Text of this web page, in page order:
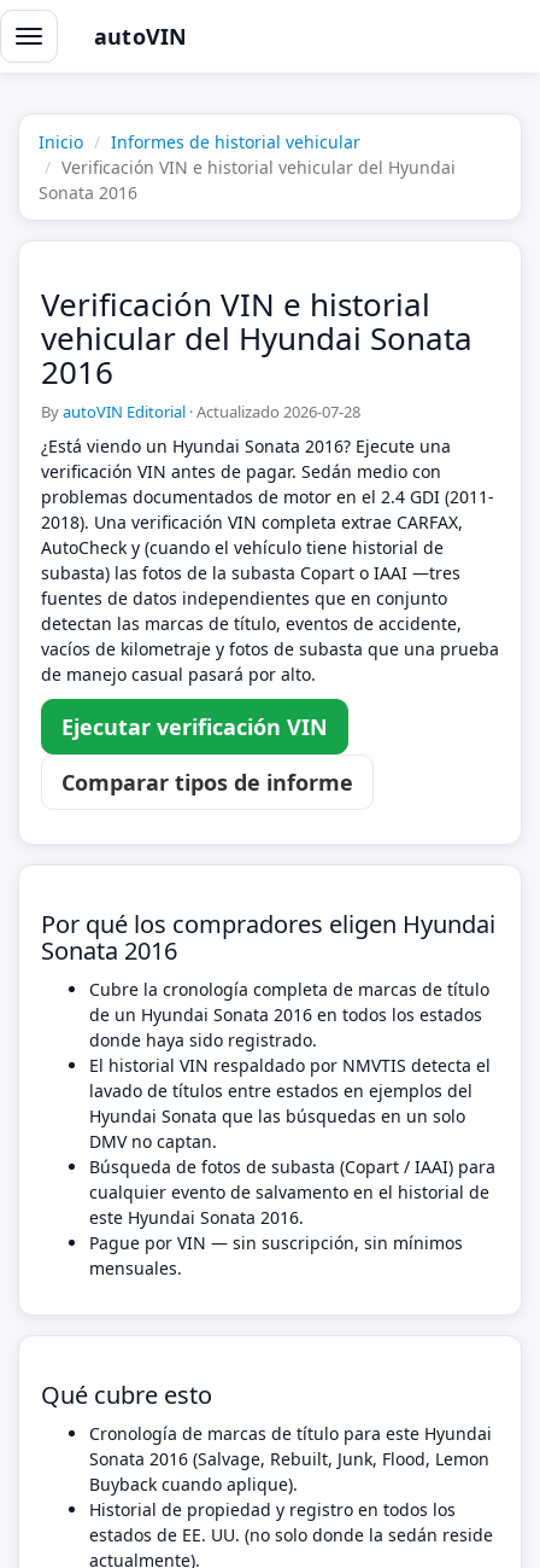
Alternar
navegación
autoVIN
Inicio
Informes de historial vehicular
Verificación VIN e historial vehicular del Hyundai
Sonata 2016
Verificación VIN e historial
vehicular del Hyundai Sonata
2016
ByautoVIN Editorial ·Actualizado 2026-07-28
¿Está viendo un Hyundai Sonata 2016? Ejecute una
verificación VIN antes de pagar. Sedán medio con
problemas documentados de motor en el 2.4 GDI (2011-
2018). Una verificación VIN completa extrae CARFAX,
AutoCheck y (cuando el vehículo tiene historial de
subasta) las fotos de la subasta Copart o IAAI —tres
fuentes de datos independientes que en conjunto
detectan las marcas de título, eventos de accidente,
vacíos de kilometraje y fotos de subasta que una prueba
de manejo casual pasará por alto.
Ejecutar verificación VIN
Comparar tipos de informe
Por qué los compradores eligen Hyundai
Sonata 2016
Cubre la cronología completa de marcas de título
de un Hyundai Sonata 2016 en todos los estados
donde haya sido registrado.
El historial VIN respaldado por NMVTIS detecta el
lavado de títulos entre estados en ejemplos del
Hyundai Sonata que las búsquedas en un solo
DMV no captan.
Búsqueda de fotos de subasta (Copart / IAAI) para
cualquier evento de salvamento en el historial de
este Hyundai Sonata 2016.
Pague por VIN — sin suscripción, sin mínimos
mensuales.
Qué cubre esto
Cronología de marcas de título para este Hyundai
Sonata 2016 (Salvage, Rebuilt, Junk, Flood, Lemon
Buyback cuando aplique).
Historial de propiedad y registro en todos los
estados de EE. UU. (no solo donde la sedán reside
actualmente).